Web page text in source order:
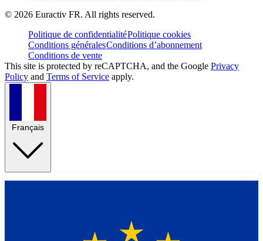
© 2026 Euractiv FR. All rights reserved.
Politique de confidentialitéPolitique cookies
Conditions généralesConditions d’abonnement
Conditions de vente
This site is protected by reCAPTCHA, and the Google Privacy
Policy and Terms of Service apply.
Français